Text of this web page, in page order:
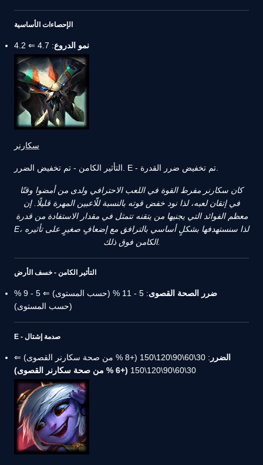
الإحصاءات الأساسية
نمو الدروع: 4.7 ⇐ 4.2
سكارنر
كان سكارنر مفرط القوة في اللعب الاحترافي ولدى من أمضوا وقتًا
في إتقان لعبه، لذا نود خفض قوته بالنسبة للّاعبين المهرة قليلًا. إن
معظم الفوائد التي يجنيها من يتقنه تتمثل في مقدار الاستفادة من قدرة
E، لذا سنستهدفها بشكلٍ أساسي بالترافق مع إضعافٍ صغيرٍ على تأثيره
الكامن فوق ذلك.
التأثير الكامن - خسف الأرض
ضرر الصحة القصوى
: 5 - 11 % (حسب المستوى) ⇐ 5 - 9 %
(حسب المستوى)
E - صدمة إشتال
الضرر
: 30\60\90\120\150 (+8 % من صحة سكارنر القصوى) ⇐
30\60\90\120\150
(+6 % من صحة سكارنر القصوى)